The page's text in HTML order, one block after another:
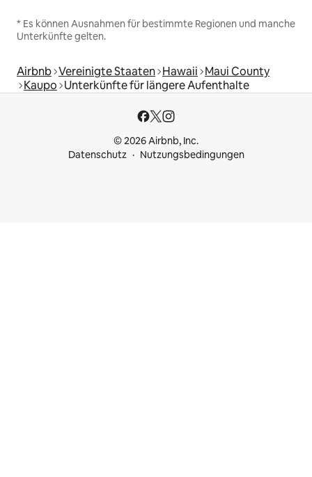
* Es können Ausnahmen für bestimmte Regionen und manche
Unterkünfte gelten.
Airbnb Vereinigte Staaten Hawaii Maui County
Kaupo Unterkünfte für längere Aufenthalte
© 2026 Airbnb, Inc.
Datenschutz
Nutzungsbedingungen